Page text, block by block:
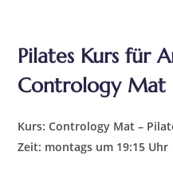
Pilates Kurs für
Contrology Mat
Kurs: Contrology Mat –
Zeit: montags um 19:15 Uhr